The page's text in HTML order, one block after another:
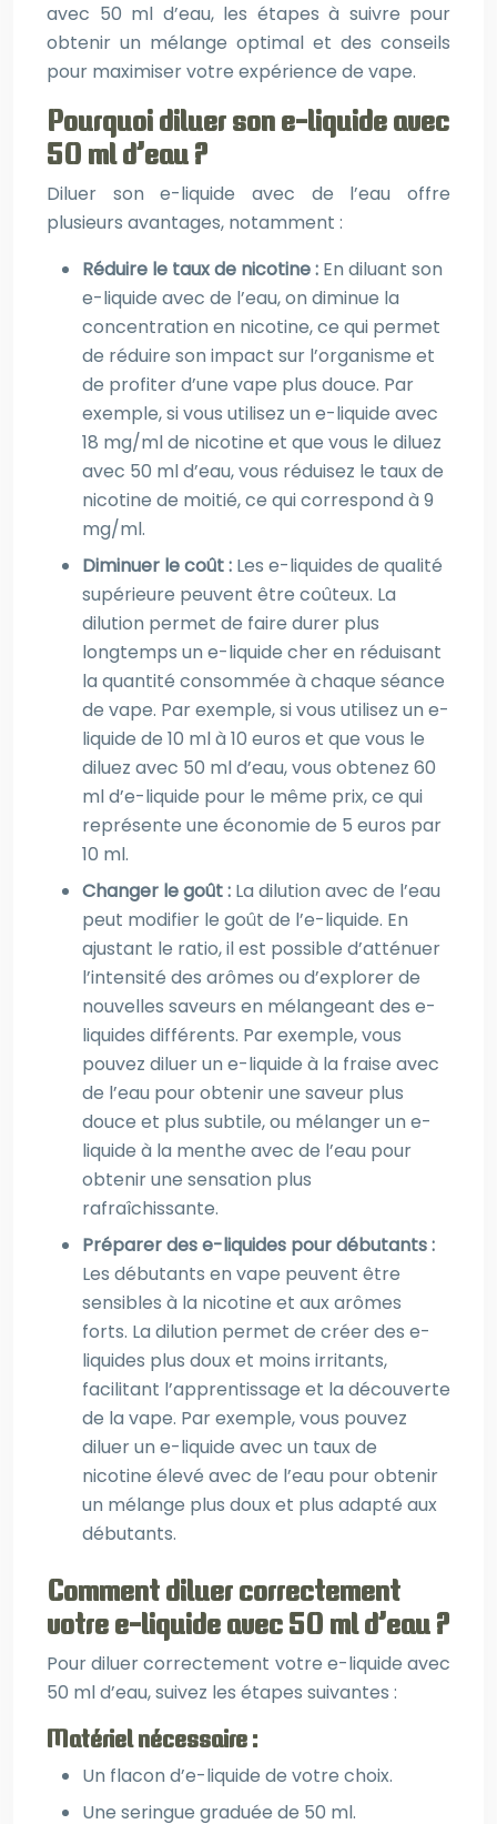
avec 50 ml d’eau, les étapes à suivre pour
obtenir un mélange optimal et des conseils
pour maximiser votre expérience de vape.
Pourquoi diluer son e-liquide avec
50 ml d’eau ?
Diluer son e-liquide avec de l’eau offre
plusieurs avantages, notamment :
Réduire le taux de nicotine : En diluant son
e-liquide avec de l’eau, on diminue la
concentration en nicotine, ce qui permet
de réduire son impact sur l’organisme et
de profiter d’une vape plus douce. Par
exemple, si vous utilisez un e-liquide avec
18 mg/ml de nicotine et que vous le diluez
avec 50 ml d’eau, vous réduisez le taux de
nicotine de moitié, ce qui correspond à 9
mg/ml.
Diminuer le coût : Les e-liquides de qualité
supérieure peuvent être coûteux. La
dilution permet de faire durer plus
longtemps un e-liquide cher en réduisant
la quantité consommée à chaque séance
de vape. Par exemple, si vous utilisez un e-
liquide de 10 ml à 10 euros et que vous le
diluez avec 50 ml d’eau, vous obtenez 60
ml d’e-liquide pour le même prix, ce qui
représente une économie de 5 euros par
10 ml.
Changer le goût : La dilution avec de l’eau
peut modifier le goût de l’e-liquide. En
ajustant le ratio, il est possible d’atténuer
l’intensité des arômes ou d’explorer de
nouvelles saveurs en mélangeant des e-
liquides différents. Par exemple, vous
pouvez diluer un e-liquide à la fraise avec
de l’eau pour obtenir une saveur plus
douce et plus subtile, ou mélanger un e-
liquide à la menthe avec de l’eau pour
obtenir une sensation plus
rafraîchissante.
Préparer des e-liquides pour débutants :
Les débutants en vape peuvent être
sensibles à la nicotine et aux arômes
forts. La dilution permet de créer des e-
liquides plus doux et moins irritants,
facilitant l’apprentissage et la découverte
de la vape. Par exemple, vous pouvez
diluer un e-liquide avec un taux de
nicotine élevé avec de l’eau pour obtenir
un mélange plus doux et plus adapté aux
débutants.
Comment diluer correctement
votre e-liquide avec 50 ml d’eau ?
Pour diluer correctement votre e-liquide avec
50 ml d’eau, suivez les étapes suivantes :
Matériel nécessaire :
Un flacon d’e-liquide de votre choix.
Une seringue graduée de 50 ml.